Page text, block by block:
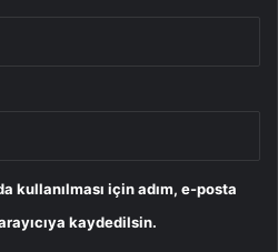
kullanılması için adım, e-posta
kaydedilsin.